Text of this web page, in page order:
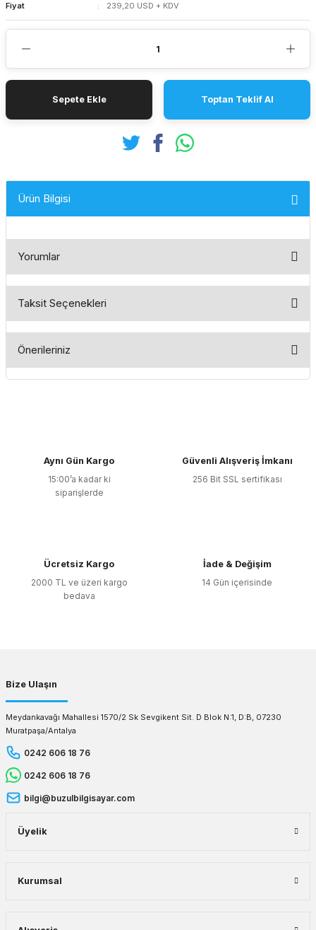
Fiyat
239,20 USD + KDV
Sepete Ekle Toptan Teklif Al
Ürün Bilgisi
Yorumlar
Taksit Seçenekleri
Önerileriniz
Ürün resmi kalitesiz, bozuk veya görüntülenemiyor.
Ürün açıklamasında eksik bilgiler bulunuyor.
Ürün bilgilerinde hatalar bulunuyor.
Aynı Gün Kargo
15:00’a kadar ki
siparişlerde
Güvenli Alışveriş İmkanı
256 Bit SSL sertifikası
Ücretsiz Kargo
2000 TL ve üzeri kargo
bedava
İade & Değişim
14 Gün içerisinde
Bize Ulaşın
Meydankavağı Mahallesi 1570/2 Sk Sevgikent Sit. D Blok N:1, D:B, 07230
Muratpaşa/Antalya
0242 606 18 76
0242 606 18 76
bilgi@buzulbilgisayar.com
Üyelik
Kurumsal